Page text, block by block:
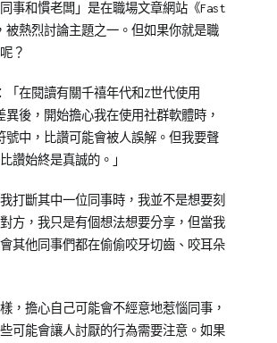
同事和慣老闆」是在職場文章網站《Fast
被熱烈討論主題之一。但如果你就是職
？
「在閱讀有關千禧年代和Z世代使用
異後，開始擔心我在使用社群軟體時，
號中，比讚可能會被人誤解。但我要聲
讚始終是真誠的。」
打斷其中一位同事時，我並不是想要刻
方，我只是有個想法想要分享，但當我
其他同事們都在偷偷咬牙切齒、咬耳朵
，擔心自己可能會不經意地惹惱同事，
可能會讓人討厭的行為需要注意。如果